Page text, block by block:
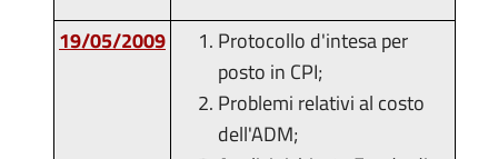
19/05/2009
Protocollo d'intesa per
posto in CPI;
Problemi relativi al costo
dell'ADM;